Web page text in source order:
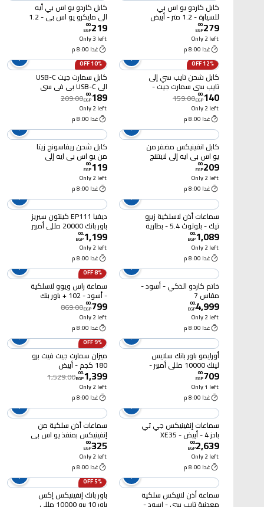
كابل كاردو يو اس بي
للسيارة - 1.2 متر - أبيض
279
.
00
EGP
Only 2 left
غدا 8:00 م
كابل كاردو يو اس بي أيه
الى مايكرو يو اس بي - 1.2
متر - أسود
219
.
00
EGP
Only 3 left
غدا 8:00 م
12% OFF
كابل شحن تايب سي إلى
تايب سي سمارت جيت -
1متر - أسود - SGCA-
PCCF100B
140
.
00
EGP
159.00
Only 2 left
غدا 8:00 م
10% OFF
كابل سمارت جيت USB-C
الى USB-C بي في سي
سريع - 1.8 متر - أسود -
PCCF180B
189
.
00
EGP
209.00
Only 2 left
غدا 8:00 م
كابل انفينيكس مضفر من
يو اس بى ايه إلى لايتننج
60 واط - متر واحد - أسود -
XDL122A
209
.
00
EGP
Only 2 left
غدا 8:00 م
كابل شحن ريفاسونج زيتا
من يو اس بى ايه إلى
لايتنينج - 1 متر - أسود
119
.
00
EGP
Only 2 left
غدا 8:00 م
سماعات أذن لاسلكية زيرو
تيك - بلوتوث 5.4 - بطارية
تدوم 20 ساعة - أبيض -
ZPCE-C01O
1,089
.
00
EGP
Only 2 left
غدا 8:00 م
ديفيا EP111 كينتون سيريز
باور بانك 20000 مللي أمبير
- أسود
1,199
.
00
EGP
Only 2 left
غدا 8:00 م
خاتم كاردو الذكي - أسود -
مقاس 7
4,999
.
00
EGP
Only 2 left
غدا 8:00 م
8% OFF
سماعة راس ويوو لاسلكية
- أسود - 102 + باور بنك
799
.
00
EGP
869.00
Only 2 left
غدا 8:00 م
أورايمو باور بانك سلايس
لينك 10000 مللي أمبير -
12 وات - أسود - P5101
709
.
00
EGP
Only 1 left
غدا 8:00 م
9% OFF
ميزان سمارت جيت فيت برو
180 كجم - أبيض
1,399
.
00
EGP
1,529.00
Only 2 left
غدا 8:00 م
سماعات إنفينيكس جي تي
بادز 4 - أبيض - XE35
2,639
.
00
EGP
Only 2 left
غدا 8:00 م
سماعات أذن سلكية من
إنفينيكس بمنفذ يو اس بى
سى - XH03C
325
.
00
EGP
Only 2 left
غدا 8:00 م
سماعة أذن لانيكس سلكية
5% OFF
باور بانك إنفينيكس إكس